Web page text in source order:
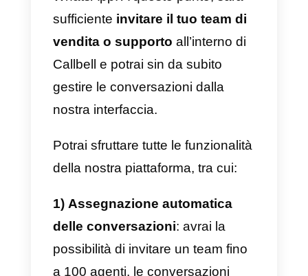
chiave, come la gestione degli
utenti e dei ruoli, l’emissione di
ticket, un’interfaccia ai sistemi
CRM esistenti.
Per risolvere questi limiti,
nell’agosto 2018 è stata creata
una versione business anche
le aziende più grandi